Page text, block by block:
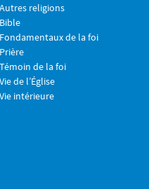
Autres religions
Bible
Fondamentaux de la foi
Prière
Témoin de la foi
Vie de l’Église
Vie intérieure